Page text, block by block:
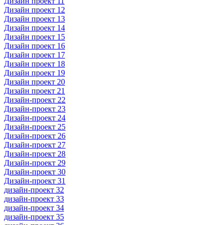
Дизайн проект 12
Дизайн проект 13
Дизайн проект 14
Дизайн проект 15
Дизайн проект 16
Дизайн проект 17
Дизайн проект 18
Дизайн проект 19
Дизайн проект 20
Дизайн проект 21
Дизайн-проект 22
Дизайн-проект 23
Дизайн-проект 24
Дизайн-проект 25
Дизайн-проект 26
Дизайн-проект 27
Дизайн-проект 28
Дизайн-проект 29
Дизайн-проект 30
Дизайн-проект 31
дизайн-проект 32
дизайн-проект 33
дизайн-проект 34
дизайн-проект 35